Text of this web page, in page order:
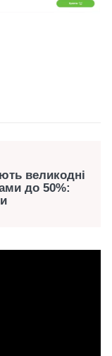
великодні
до 50%: